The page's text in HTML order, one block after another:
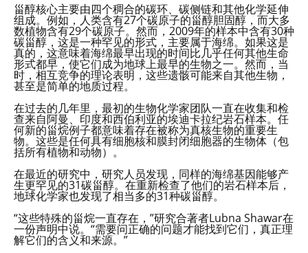
甾醇核心主要由四个稠合的碳环、碳侧链和其他化学延伸
组成。例如，人类含有27个碳原子的甾醇胆固醇，而大多
数植物含有29个碳原子。然而，2009年的样本中含有30种
碳甾醇，这是一种罕见的形式，主要属于海绵。如果这是
真的，这意味着海绵最早出现的时间比几乎任何其他生命
形式都早，使它们成为地球上最早的生物之一。然而，当
时，相互竞争的理论表明，这些遗骸可能来自其他生物，
甚至是简单的地质过程。
在过去的几年里，最初的生物化学家团队一直在收集和检
查来自阿曼、印度和西伯利亚的埃迪卡拉纪岩石样本。任
何新的甾烷例子都意味着存在被称为真核生物的重要生
物。这些是任何具有细胞核和膜封闭细胞器的生物体（包
括所有植物和动物）。
在最近的研究中，研究人员发现，同样的海绵基因能够产
生更罕见的31碳甾醇。在重新检查了他们的岩石样本后，
地球化学家也发现了相当多的31种碳甾醇。
“这些特殊的甾烷一直存在，”研究合著者Lubna Shawar在
一份声明中说。“需要问正确的问题才能找到它们，真正理
解它们的含义和来源。”